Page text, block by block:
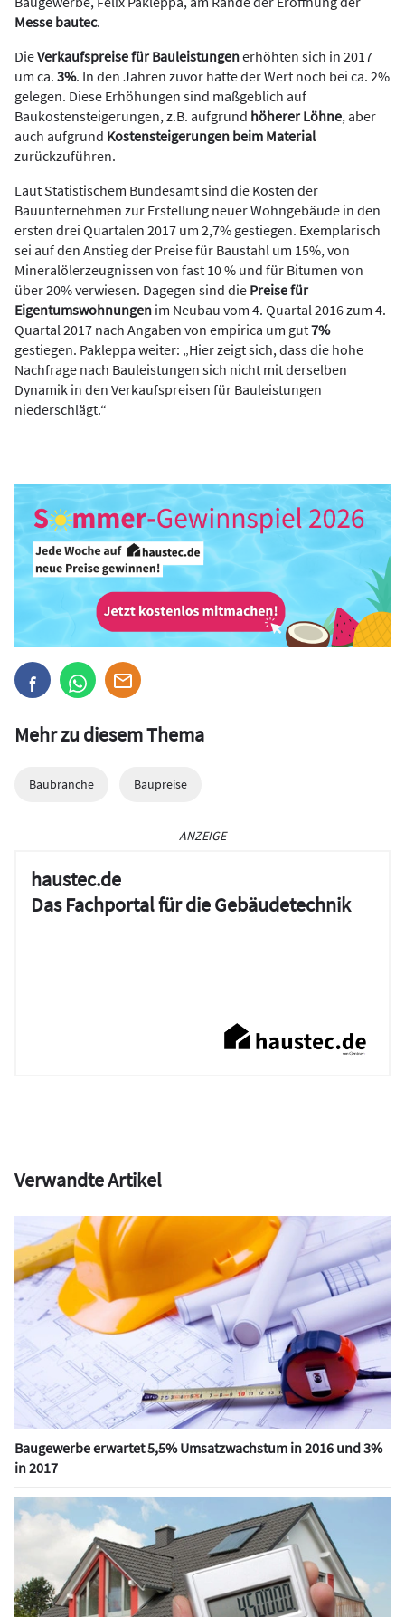
Messe bautec.
DieVerkaufspreise für Bauleistungenerhöhten sich in 2017
um ca. 3%. In den Jahren zuvor hatte der Wert noch bei ca. 2%
gelegen. Diese Erhöhungen sind maßgeblich auf
Baukostensteigerungen, z.B. aufgrund höherer Löhne, aber
auch aufgrund Kostensteigerungen beim Material
zurückzuführen.
Laut Statistischem Bundesamt sind die Kosten der
Bauunternehmen zur Erstellung neuer Wohngebäude in den
ersten drei Quartalen 2017 um 2,7% gestiegen. Exemplarisch
sei auf den Anstieg der Preise für Baustahl um 15%, von
Mineralölerzeugnissen von fast 10 % und für Bitumen von
über 20% verwiesen. Dagegen sind die Preise für
Eigentumswohnungen im Neubau vom 4. Quartal 2016 zum 4.
Quartal 2017 nach Angaben von empirica um gut7%
gestiegen. Pakleppa weiter: „Hier zeigt sich, dass die hohe
Nachfrage nach Bauleistungen sich nicht mit derselben
Dynamik in den Verkaufspreisen für Bauleistungen
niederschlägt.“
Mehr zu diesem Thema
Baubranche Baupreise
ANZEIGE
haustec.de
Das Fachportal für die Gebäudetechnik
Verwandte Artikel
Baugewerbe erwartet 5,5% Umsatzwachstum in 2016 und 3%
in 2017